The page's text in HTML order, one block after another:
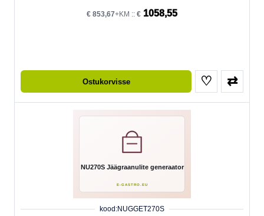
€ 853,67+KM :: € 1058,55
Ostukorvisse ♡ ⇄
kood:NUGGET270S